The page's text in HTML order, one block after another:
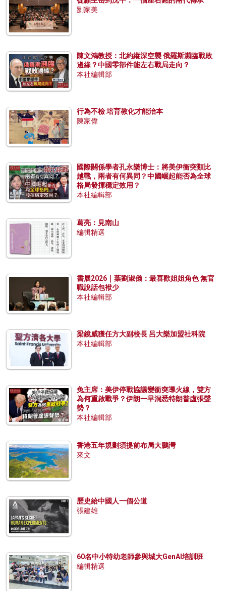
劉家美
陳文鴻教授：北約縱深空襲 俄羅斯瀕臨戰敗
邊緣？中國零部件能左右戰局走向？
本社編輯部
行為不檢 培育教化才能治本
陳家偉
國際關係學者孔永樂博士：將美伊衝突類比
越戰，兩者有何異同？中國崛起能否為全球
格局發揮穩定效用？
本社編輯部
葛亮：見南山
編輯精選
書展2026｜葉劉淑儀：最喜歡姐姐角色 無官
職說話包袱少
本社編輯部
梁鏡威獲任方大副校長 呂大樂加盟社科院
本社編輯部
兔主席：美伊停戰協議變衝突導火線，雙方
為何重啟戰爭？伊朗一早洞悉特朗普虛張聲
勢？
本社編輯部
香港五年規劃須提前布局大鵬灣
來文
歷史給中國人一個公道
張建雄
60名中小特幼老師參與城大GenAI培訓班
編輯精選